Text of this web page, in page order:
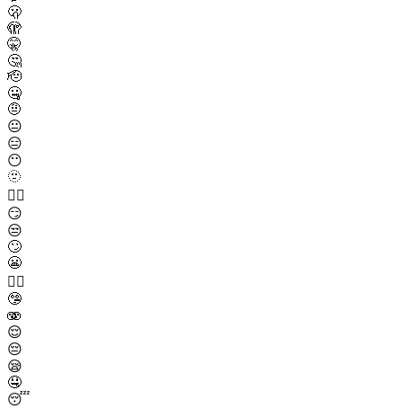
🫢
🫣
🤫
🤔
🫡
🤐
🤨
😐
😑
😶
🫥
😶‍🌫️
😏
😒
🙄
😬
😮‍💨
🤥
🫨
😌
😔
😪
🤤
😴